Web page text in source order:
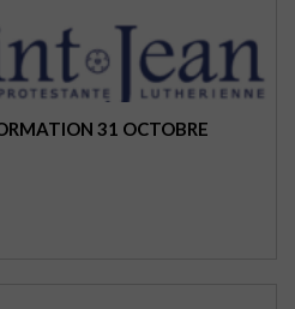
31 OCTOBRE